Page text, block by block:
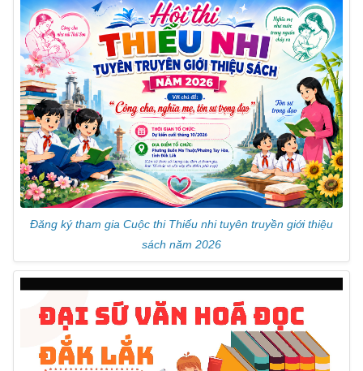
sl
at
e
Đăng ký tham gia Cuộc thi Thiếu nhi tuyên truyền giới thiệu
sách năm 2026